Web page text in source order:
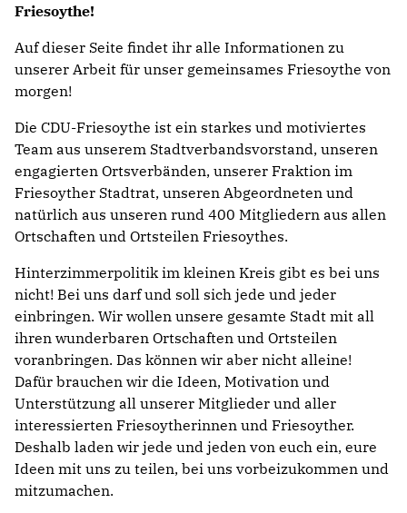
Friesoythe!
Auf dieser Seite findet ihr alle Informationen zu
unserer Arbeit für unser gemeinsames Friesoythe von
morgen!
Die CDU-Friesoythe ist ein starkes und motiviertes
Team aus unserem Stadtverbandsvorstand, unseren
engagierten Ortsverbänden, unserer Fraktion im
Friesoyther Stadtrat, unseren Abgeordneten und
natürlich aus unseren rund 400 Mitgliedern aus allen
Ortschaften und Ortsteilen Friesoythes.
Hinterzimmerpolitik im kleinen Kreis gibt es bei uns
nicht! Bei uns darf und soll sich jede und jeder
einbringen. Wir wollen unsere gesamte Stadt mit all
ihren wunderbaren Ortschaften und Ortsteilen
voranbringen. Das können wir aber nicht alleine!
Dafür brauchen wir die Ideen, Motivation und
Unterstützung all unserer Mitglieder und aller
interessierten Friesoytherinnen und Friesoyther.
Deshalb laden wir jede und jeden von euch ein, eure
Ideen mit uns zu teilen, bei uns vorbeizukommen und
mitzumachen.